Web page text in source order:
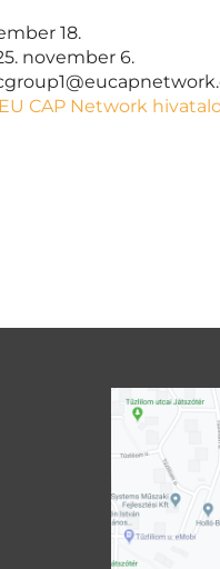
18.
november 6.
EU CAP Network